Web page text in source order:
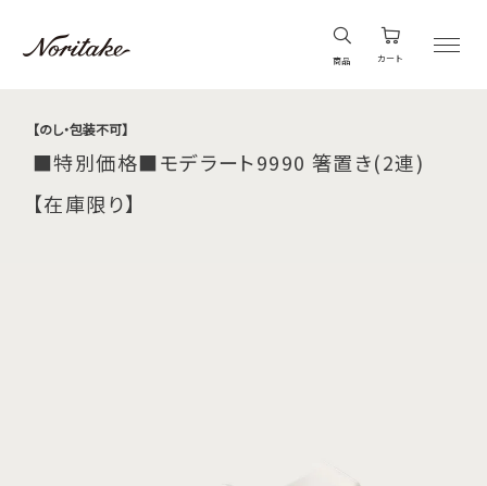
商品 カート
【のし・包装不可】
■特別価格■モデラート9990 箸置き(2連)
【在庫限り】